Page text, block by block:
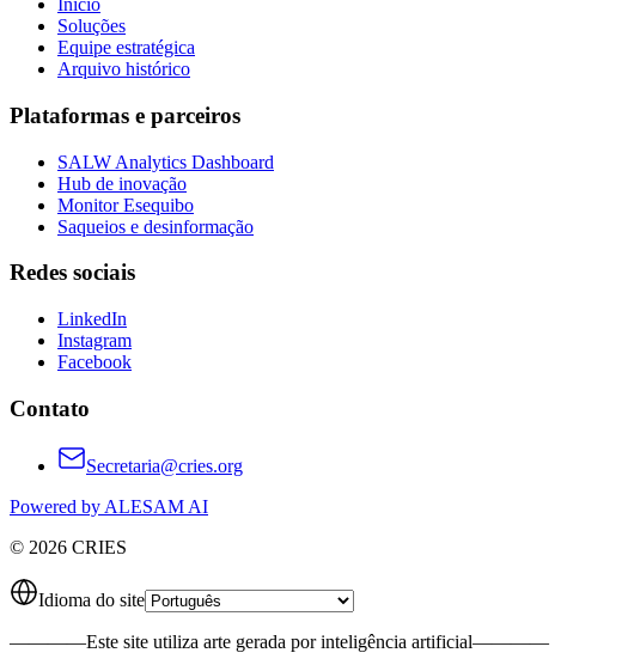
Início
Soluções
Equipe estratégica
Arquivo histórico
Plataformas e parceiros
SALW Analytics Dashboard
Hub de inovação
Monitor Esequibo
Saqueios e desinformação
Redes sociais
LinkedIn
Instagram
Facebook
Contato
Secretaria@cries.org
Powered by ALESAM AI
© 2026 CRIES
Idioma do site
————Este site utiliza arte gerada por inteligência artificial————